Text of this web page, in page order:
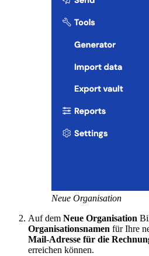
Neue Organisation
Auf dem Neue Organisation
Organisationsnamen für Ihre
Mail-Adresse für die
erreichen können.